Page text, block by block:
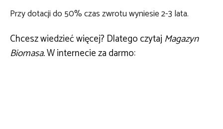
Przy dotacji do 50% czas zwrotu wyniesie 2-3 lata.
Chcesz wiedzieć więcej? Dlatego czytajMagazyn
Biomasa.W internecie za darmo: